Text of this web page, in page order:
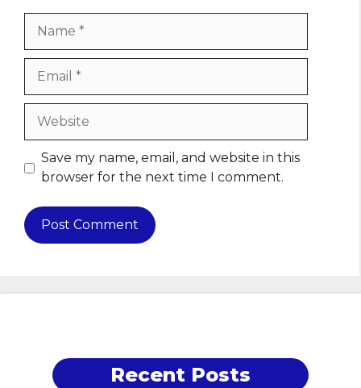
Website
Save my name, email, and website in this
browser for the next time I comment.
Recent Posts